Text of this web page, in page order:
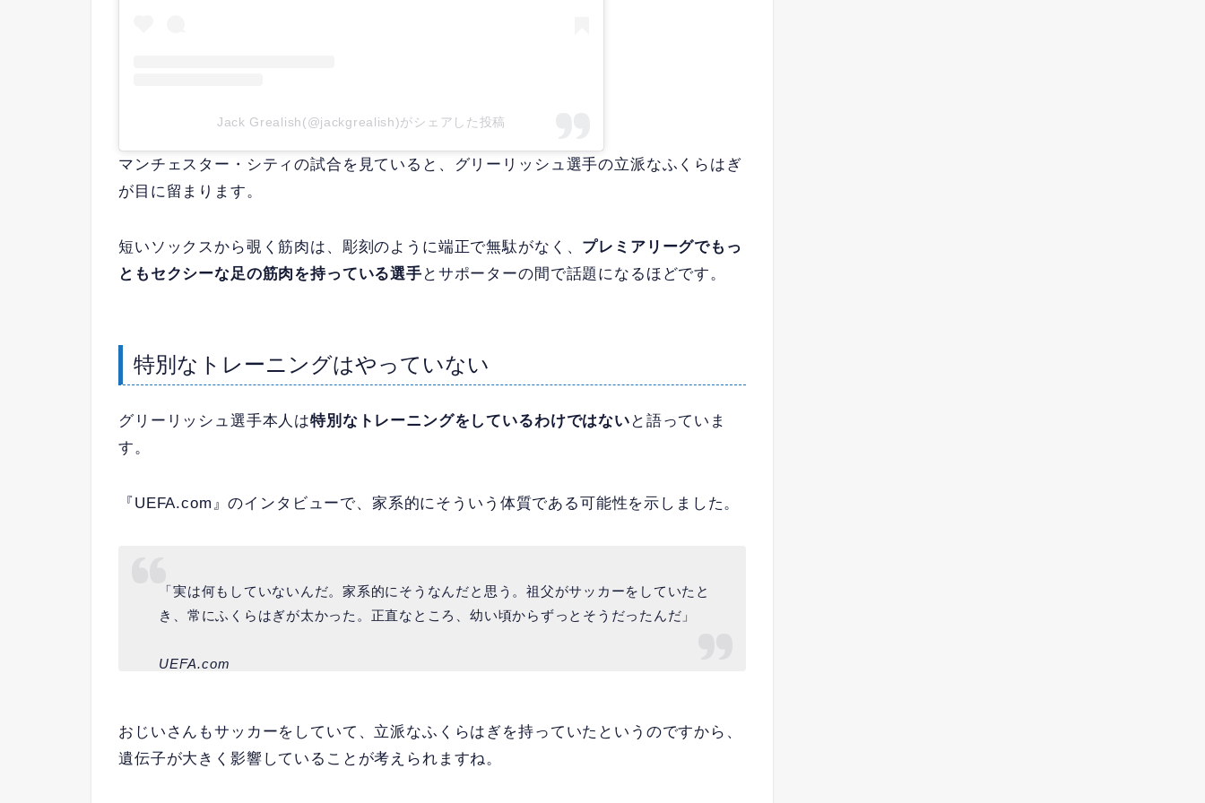
Jack Grealish(@jackgrealish)がシェアした投稿
マンチェスター・シティの試合を見ていると、グリーリッシュ選手の立派なふくらはぎ
が目に留まります。
短いソックスから覗く筋肉は、彫刻のように端正で無駄がなく、 プレミアリーグでもっ
ともセクシーな足の筋肉を持っている選手 とサポーターの間で話題になるほどです。
特別なトレーニングはやっていない
グリーリッシュ選手本人は特別なトレーニングをしているわけではない と語っていま
す。
『UEFA.com』のインタビューで、家系的にそういう体質である可能性を示しました。
「実は何もしていないんだ。家系的にそうなんだと思う。祖父がサッカーをしていたと
き、常にふくらはぎが太かった。正直なところ、幼い頃からずっとそうだったんだ」
UEFA.com
おじいさんもサッカーをしていて、立派なふくらはぎを持っていたというのですから、
遺伝子が大きく影響していることが考えられますね。